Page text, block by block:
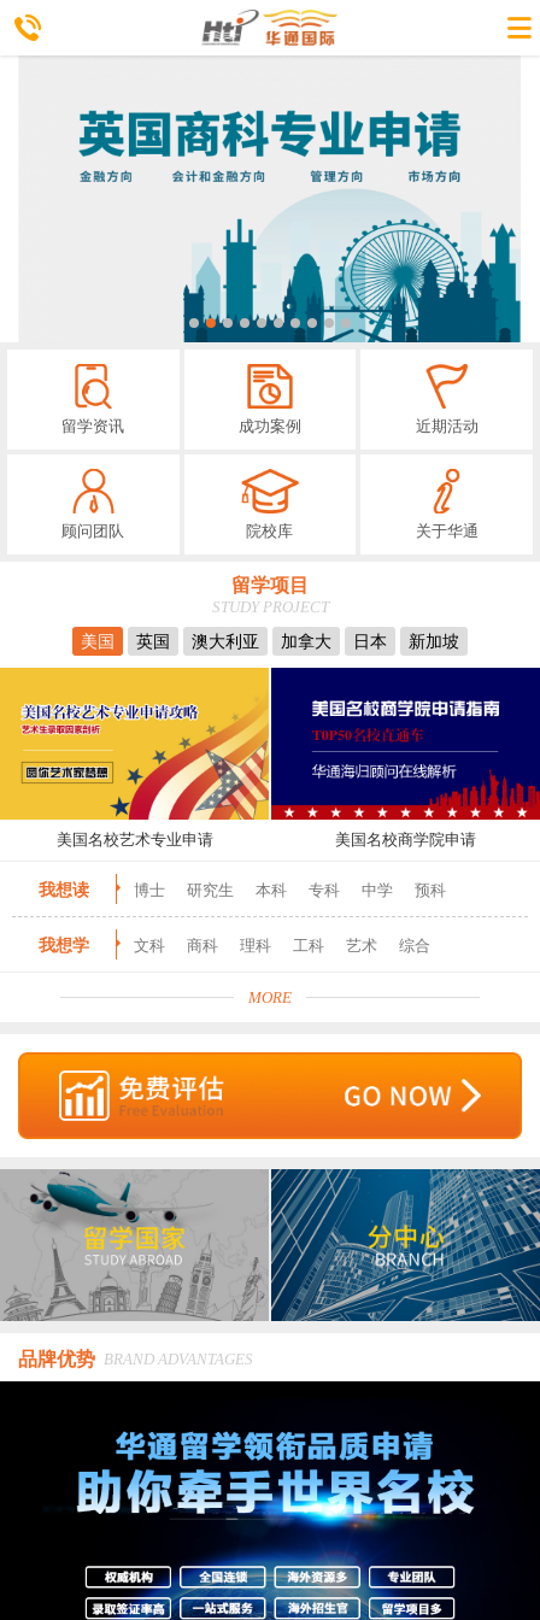
留学资讯 成功案例 近期活动
顾问团队 院校库 关于华通
留学项目
STUDY PROJECT
美国
英国 澳大利亚 加拿大 日本 新加坡
美国名校艺术专业申请 美国名校商学院申请
我想读 博士 研究生 本科 专科 中学 预科
我想学 文科 商科 理科 工科 艺术 综合
MORE
品牌优势 BRAND ADVANTAGES